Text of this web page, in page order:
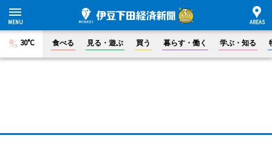
30°C 食べる 見る・遊ぶ 買う 暮らす・働く 学ぶ・知る